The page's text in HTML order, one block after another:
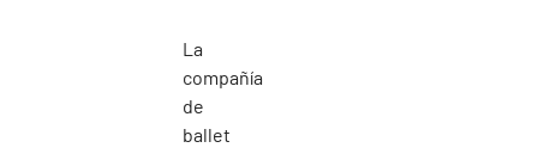
La
compañía
de
ballet